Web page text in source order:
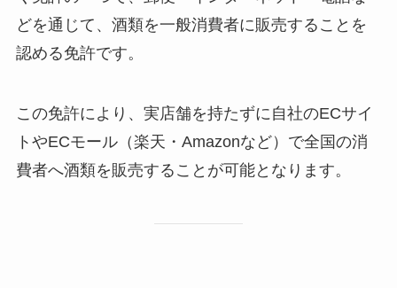
どを通じて、酒類を一般消費者に販売することを
認める免許です。
この免許により、実店舗を持たずに自社のECサイ
トやECモール（楽天・Amazonなど）で全国の消
費者へ酒類を販売することが可能となります。